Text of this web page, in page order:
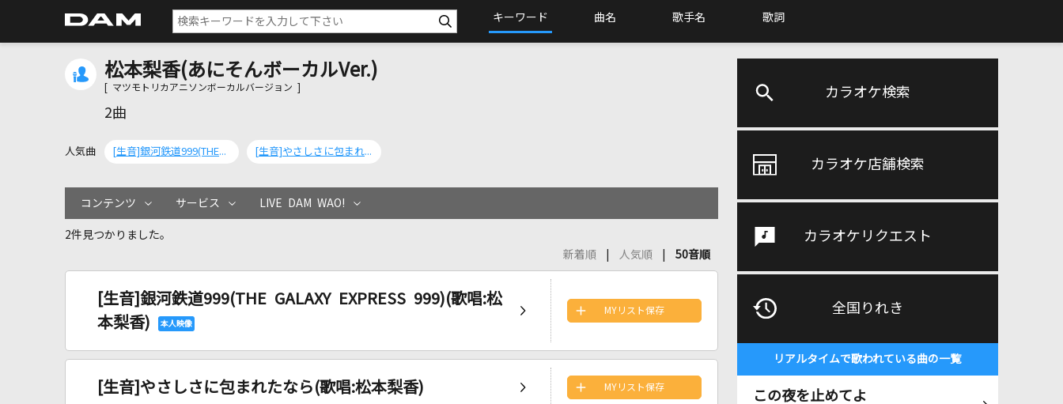
キーワード 曲名 歌手名 歌詞
カラオケ検索
カラオケ店舗検索
カラオケリクエスト
全国りれき
リアルタイムで歌われている曲の一覧
この夜を止めてよ
松本梨香(あにそんボーカルVer.)
[ マツモトリカアニソンボーカルバージョン ]
2曲
人気曲 [生音]銀河鉄道999(THE GALAXY EXPRESS 999)(歌唱:松本梨香) [生音]やさしさに包まれたなら(歌唱:松本梨香)
コンテンツ サービス LIVE DAM WAO!
2件見つかりました。
新着順
人気順 50音順
[生音]銀河鉄道999(THE GALAXY EXPRESS 999)(歌唱:松
本梨香)
MYリスト保存
[生音]やさしさに包まれたなら(歌唱:松本梨香) MYリスト保存